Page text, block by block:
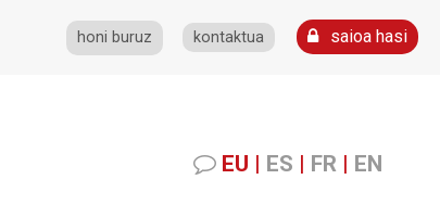
honi buruz kontaktua saioa hasi
EU | ES | FR | EN